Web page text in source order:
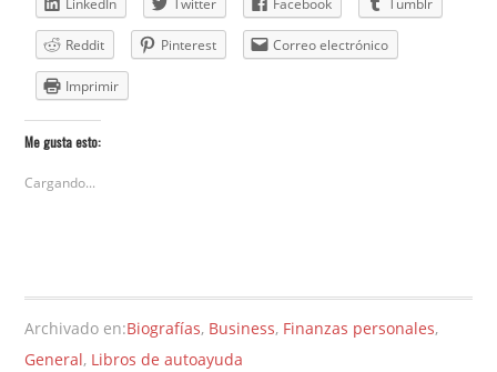
LinkedIn Twitter Facebook Tumblr
Reddit Pinterest Correo electrónico
Imprimir
Me gusta esto:
Cargando...
Archivado en:Biografías, Business, Finanzas personales,
General, Libros de autoayuda